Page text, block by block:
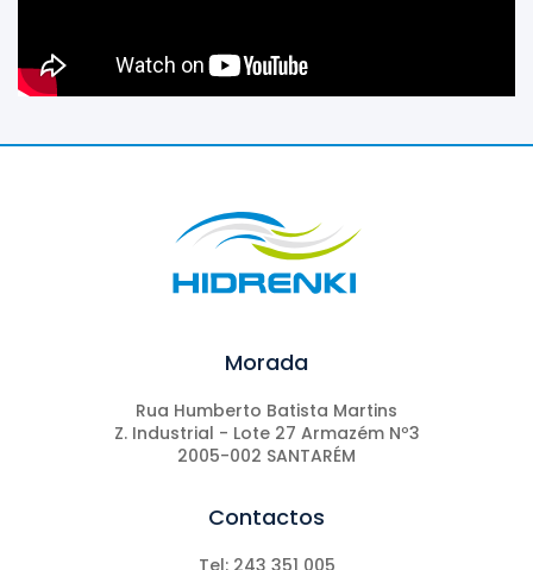
Morada
Rua Humberto Batista Martins
Z. Industrial - Lote 27 Armazém Nº3
2005-002 SANTARÉM
Contactos